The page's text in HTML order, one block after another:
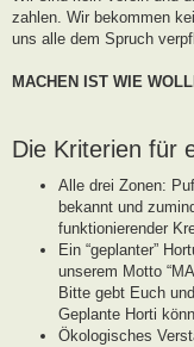
zahlen. Wir bekommen
uns alle dem Spruch
MACHEN IST WIE
Die Kriterien für
Alle drei Zonen:
bekannt und
funktionierender
Ein “geplanter”
unserem Motto
Bitte gebt Euch
Geplante Horti
Ökologisches